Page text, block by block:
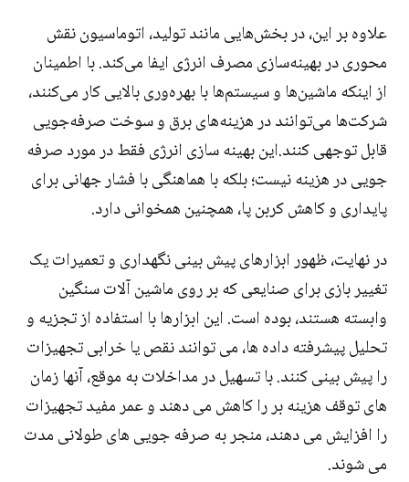
علاوه بر این، در بخش‌هایی مانند تولید، اتوماسیون نقش
محوری در بهینه‌سازی مصرف انرژی ایفا می‌کند. با اطمینان
از اینکه ماشین‌ها و سیستم‌ها با بهره‌وری بالایی کار می‌کنند،
شرکت‌ها می‌توانند در هزینه‌های برق و سوخت صرفه‌جویی
قابل توجهی کنند.این بهینه سازی انرژی فقط در مورد صرفه
جویی در هزینه نیست؛ بلکه با هماهنگی با فشار جهانی برای
پایداری و کاهش کربن پا، همچنین همخوانی دارد.
در نهایت، ظهور ابزارهای پیش بینی نگهداری و تعمیرات یک
تغییر بازی برای صنایعی که بر روی ماشین آلات سنگین
وابسته هستند، بوده است. این ابزارها با استفاده از تجزیه و
تحلیل پیشرفته داده ها، می توانند نقص یا خرابی تجهیزات
را پیش بینی کنند. با تسهیل در مداخلات به موقع، آنها زمان
های توقف هزینه بر را کاهش می دهند و عمر مفید تجهیزات
را افزایش می دهند، منجر به صرفه جویی های طولانی مدت
می شوند.